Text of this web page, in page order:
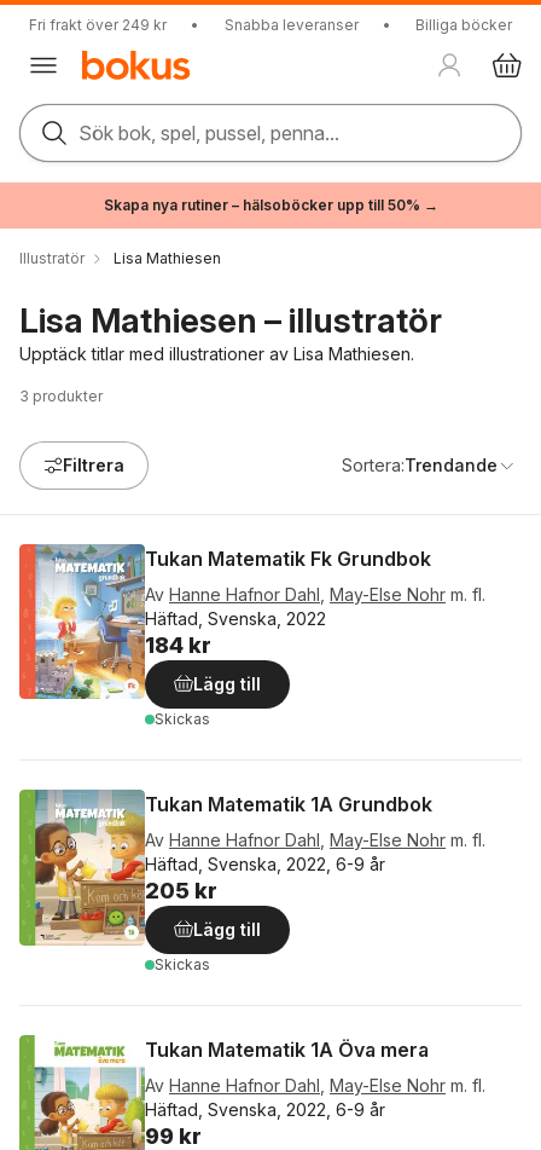
Fri frakt över 249 kr • Snabba leveranser • Billiga böcker
Sök bok, spel, pussel, penna...
Skapa nya rutiner – hälsoböcker upp till 50% →
Illustratör Lisa Mathiesen
Lisa Mathiesen – illustratör
Upptäck titlar med illustrationer av Lisa Mathiesen.
3 produkter
Filtrera Sortera:Trendande
Tukan Matematik Fk Grundbok
Av Hanne Hafnor Dahl May-Else Nohr m. fl.
Häftad, Svenska, 2022
184 kr
Lägg till
Skickas
Tukan Matematik 1A Grundbok
Av Hanne Hafnor Dahl May-Else Nohr m. fl.
Häftad, Svenska, 2022, 6-9 år
205 kr
Lägg till
Skickas
Tukan Matematik 1A Öva mera
Av Hanne Hafnor Dahl May-Else Nohr m. fl.
Häftad, Svenska, 2022, 6-9 år
99 kr